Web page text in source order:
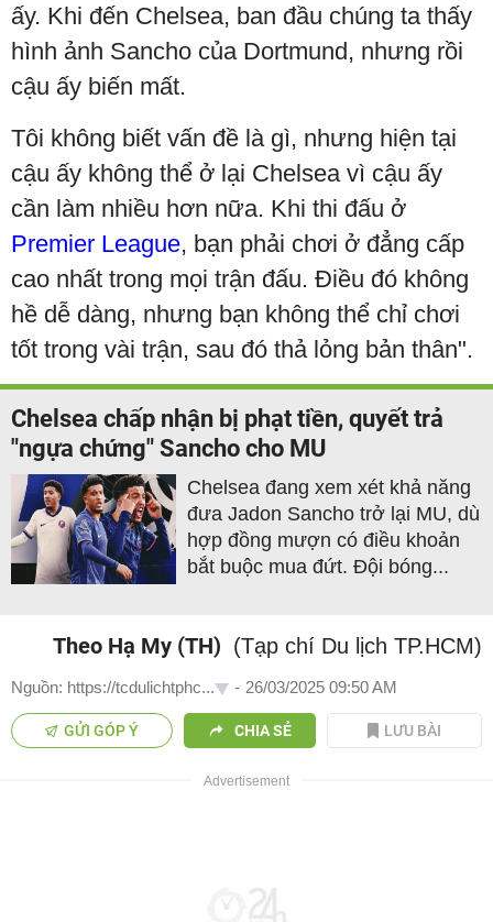
ấy. Khi đến Chelsea, ban đầu chúng ta thấy
hình ảnh Sancho của Dortmund, nhưng rồi
cậu ấy biến mất.
Tôi không biết vấn đề là gì, nhưng hiện tại
cậu ấy không thể ở lại Chelsea vì cậu ấy
cần làm nhiều hơn nữa. Khi thi đấu ở
Premier League, bạn phải chơi ở đẳng cấp
cao nhất trong mọi trận đấu. Điều đó không
hề dễ dàng, nhưng bạn không thể chỉ chơi
tốt trong vài trận, sau đó thả lỏng bản thân".
Chelsea chấp nhận bị phạt tiền, quyết trả
"ngựa chứng" Sancho cho MU
Chelsea đang xem xét khả năng
đưa Jadon Sancho trở lại MU, dù
hợp đồng mượn có điều khoản
bắt buộc mua đứt. Đội bóng...
Theo Hạ My (TH) (Tạp chí Du lịch TP.HCM)
Nguồn: https://tcdulichtphc... - 26/03/2025 09:50 AM
GỬI GÓP Ý CHIA SẺ LƯU BÀI